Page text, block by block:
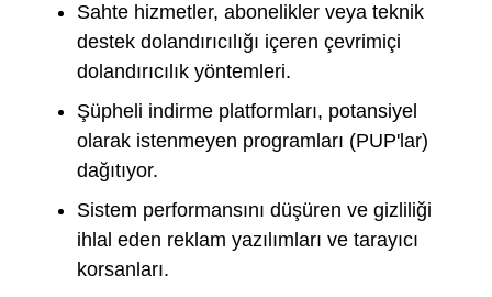
Sahte hizmetler, abonelikler veya teknik
destek dolandırıcılığı içeren çevrimiçi
dolandırıcılık yöntemleri.
Şüpheli indirme platformları, potansiyel
olarak istenmeyen programları (PUP'lar)
dağıtıyor.
Sistem performansını düşüren ve gizliliği
ihlal eden reklam yazılımları ve tarayıcı
korsanları.